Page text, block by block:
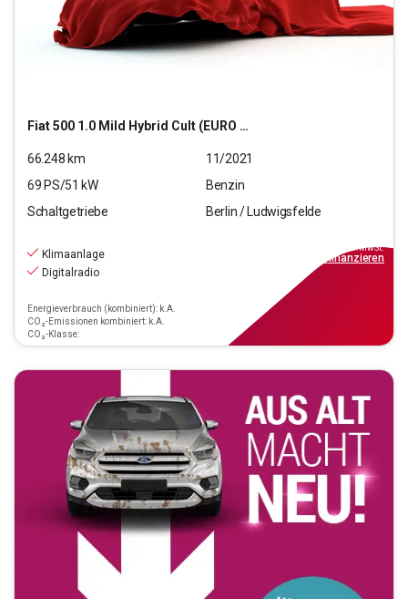
Fiat500 1.0 Mild Hybrid Cult (EURO 6d)
66.248 km
11/2021
69 PS/51 kW
Benzin
Schaltgetriebe
Berlin / Ludwigsfelde
Klimaanlage
Digitalradio
Energieverbrauch (kombiniert): k.A.
CO₂-Emissionen kombiniert: k.A.
CO₂-Klasse:
inkl.MwSt.
finanzieren